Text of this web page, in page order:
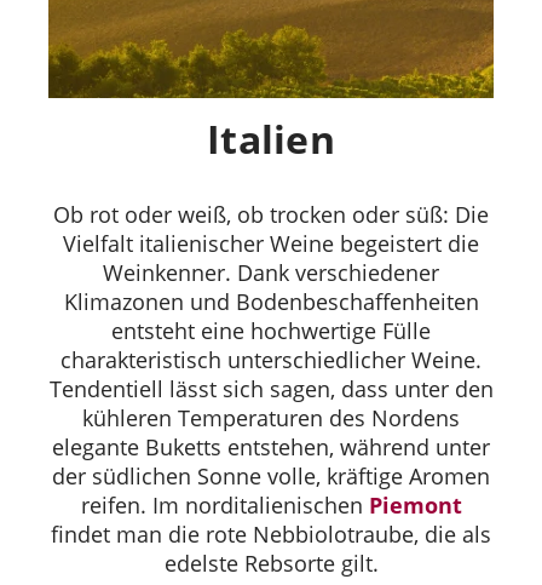
Italien
Ob rot oder weiß, ob trocken oder süß: Die
Vielfalt italienischer Weine begeistert die
Weinkenner. Dank verschiedener
Klimazonen und Bodenbeschaffenheiten
entsteht eine hochwertige Fülle
charakteristisch unterschiedlicher Weine.
Tendentiell lässt sich sagen, dass unter den
kühleren Temperaturen des Nordens
elegante Buketts entstehen, während unter
der südlichen Sonne volle, kräftige Aromen
reifen. Im norditalienischen Piemont
findet man die rote Nebbiolotraube, die als
edelste Rebsorte gilt.